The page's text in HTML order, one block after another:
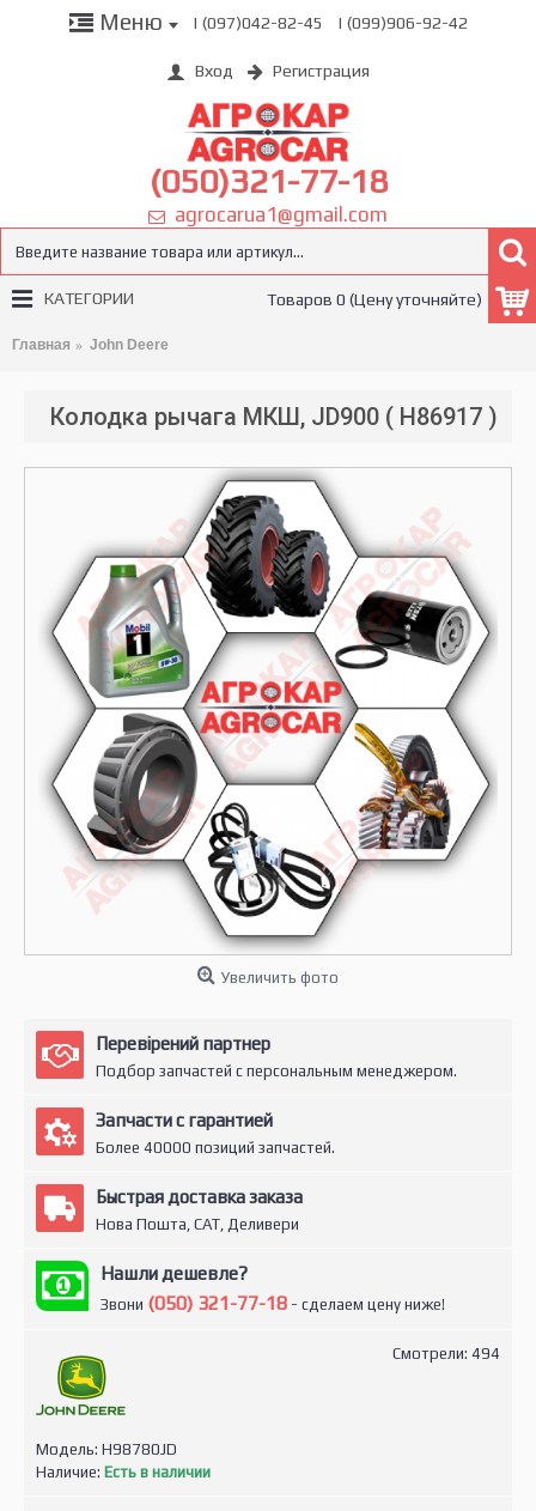
Меню | (097)042-82-45 | (099)906-92-42
Вход Регистрация
(050)321-77-18
agrocarua1@gmail.com
Товаров 0 (Цену уточняйте)
КАТЕГОРИИ
Главная John Deere
Колодка рычага МКШ, JD900 ( Н86917 )
Увеличить фото
Перевірений партнер
Подбор запчастей с персональным менеджером.
Запчасти с гарантией
Более 40000 позиций запчастей.
Быстрая доставка заказа
Нова Пошта, САТ, Деливери
Нашли дешевле?
Звони (050) 321-77-18 - сделаем цену ниже!
Смотрели: 494
Модель: H98780JD
Наличие: Есть в наличии